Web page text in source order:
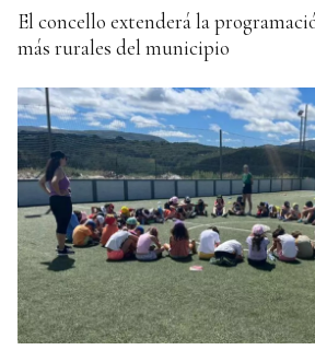
El concello extenderá la
más rurales del municipio